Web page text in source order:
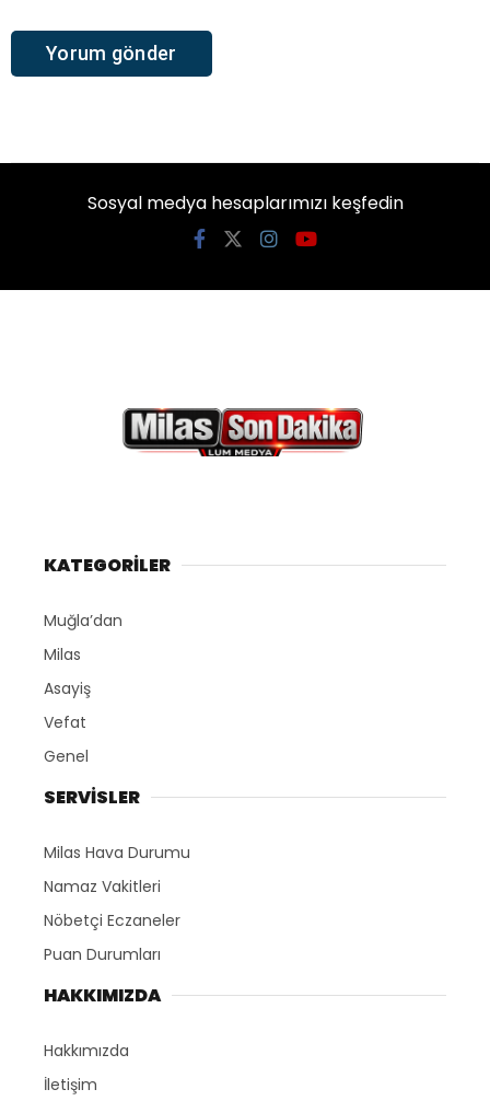
Sosyal medya hesaplarımızı keşfedin
KATEGORİLER
Muğla’dan
Milas
Asayiş
Vefat
Genel
SERVİSLER
Milas Hava Durumu
Namaz Vakitleri
Nöbetçi Eczaneler
Puan Durumları
HAKKIMIZDA
Hakkımızda
İletişim